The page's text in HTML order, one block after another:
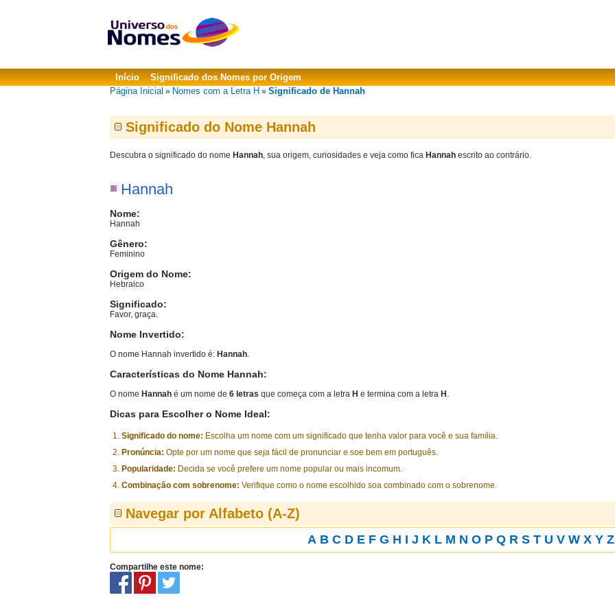
Início
Significado dos Nomes por Origem
Página Inicial » Nomes com a Letra H » Significado de Hannah
Significado do Nome Hannah
Descubra o significado do nome Hannah, sua origem, curiosidades e veja como fica Hannah escrito ao contrário.
Hannah
Nome:
Hannah
Gênero:
Feminino
Origem do Nome:
Hebraico
Significado:
Favor, graça.
Nome Invertido:
O nome Hannah invertido é: Hannah.
Características do Nome Hannah:
O nome Hannah é um nome de 6 letras que começa com a letra H e termina com a letra H .
Dicas para Escolher o Nome Ideal:
Significado do nome: Escolha um nome com um significado que tenha valor para você e sua família.
Pronúncia: Opte por um nome que seja fácil de pronunciar e soe bem em português.
Popularidade: Decida se você prefere um nome popular ou mais incomum.
Combinação com sobrenome: Verifique como o nome escolhido soa combinado com o sobrenome.
Navegar por Alfabeto (A-Z)
A B C D E F G H I J K L M N O P Q R S T U V W X Y Z
Compartilhe este nome: